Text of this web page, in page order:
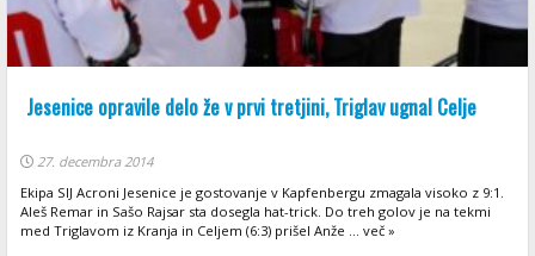
Jesenice opravile delo že v prvi tretjini, Triglav ugnal Celje
27. decembra 2014
Ekipa SIJ Acroni Jesenice je gostovanje v Kapfenbergu zmagala visoko z 9:1.
Aleš Remar in Sašo Rajsar sta dosegla hat-trick. Do treh golov je na tekmi
med Triglavom iz Kranja in Celjem (6:3) prišel Anže ... več »